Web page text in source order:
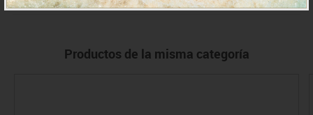
Productos de la misma categoría